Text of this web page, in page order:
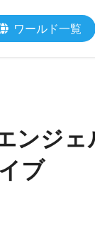
ワールド一覧
ンジ
ブ